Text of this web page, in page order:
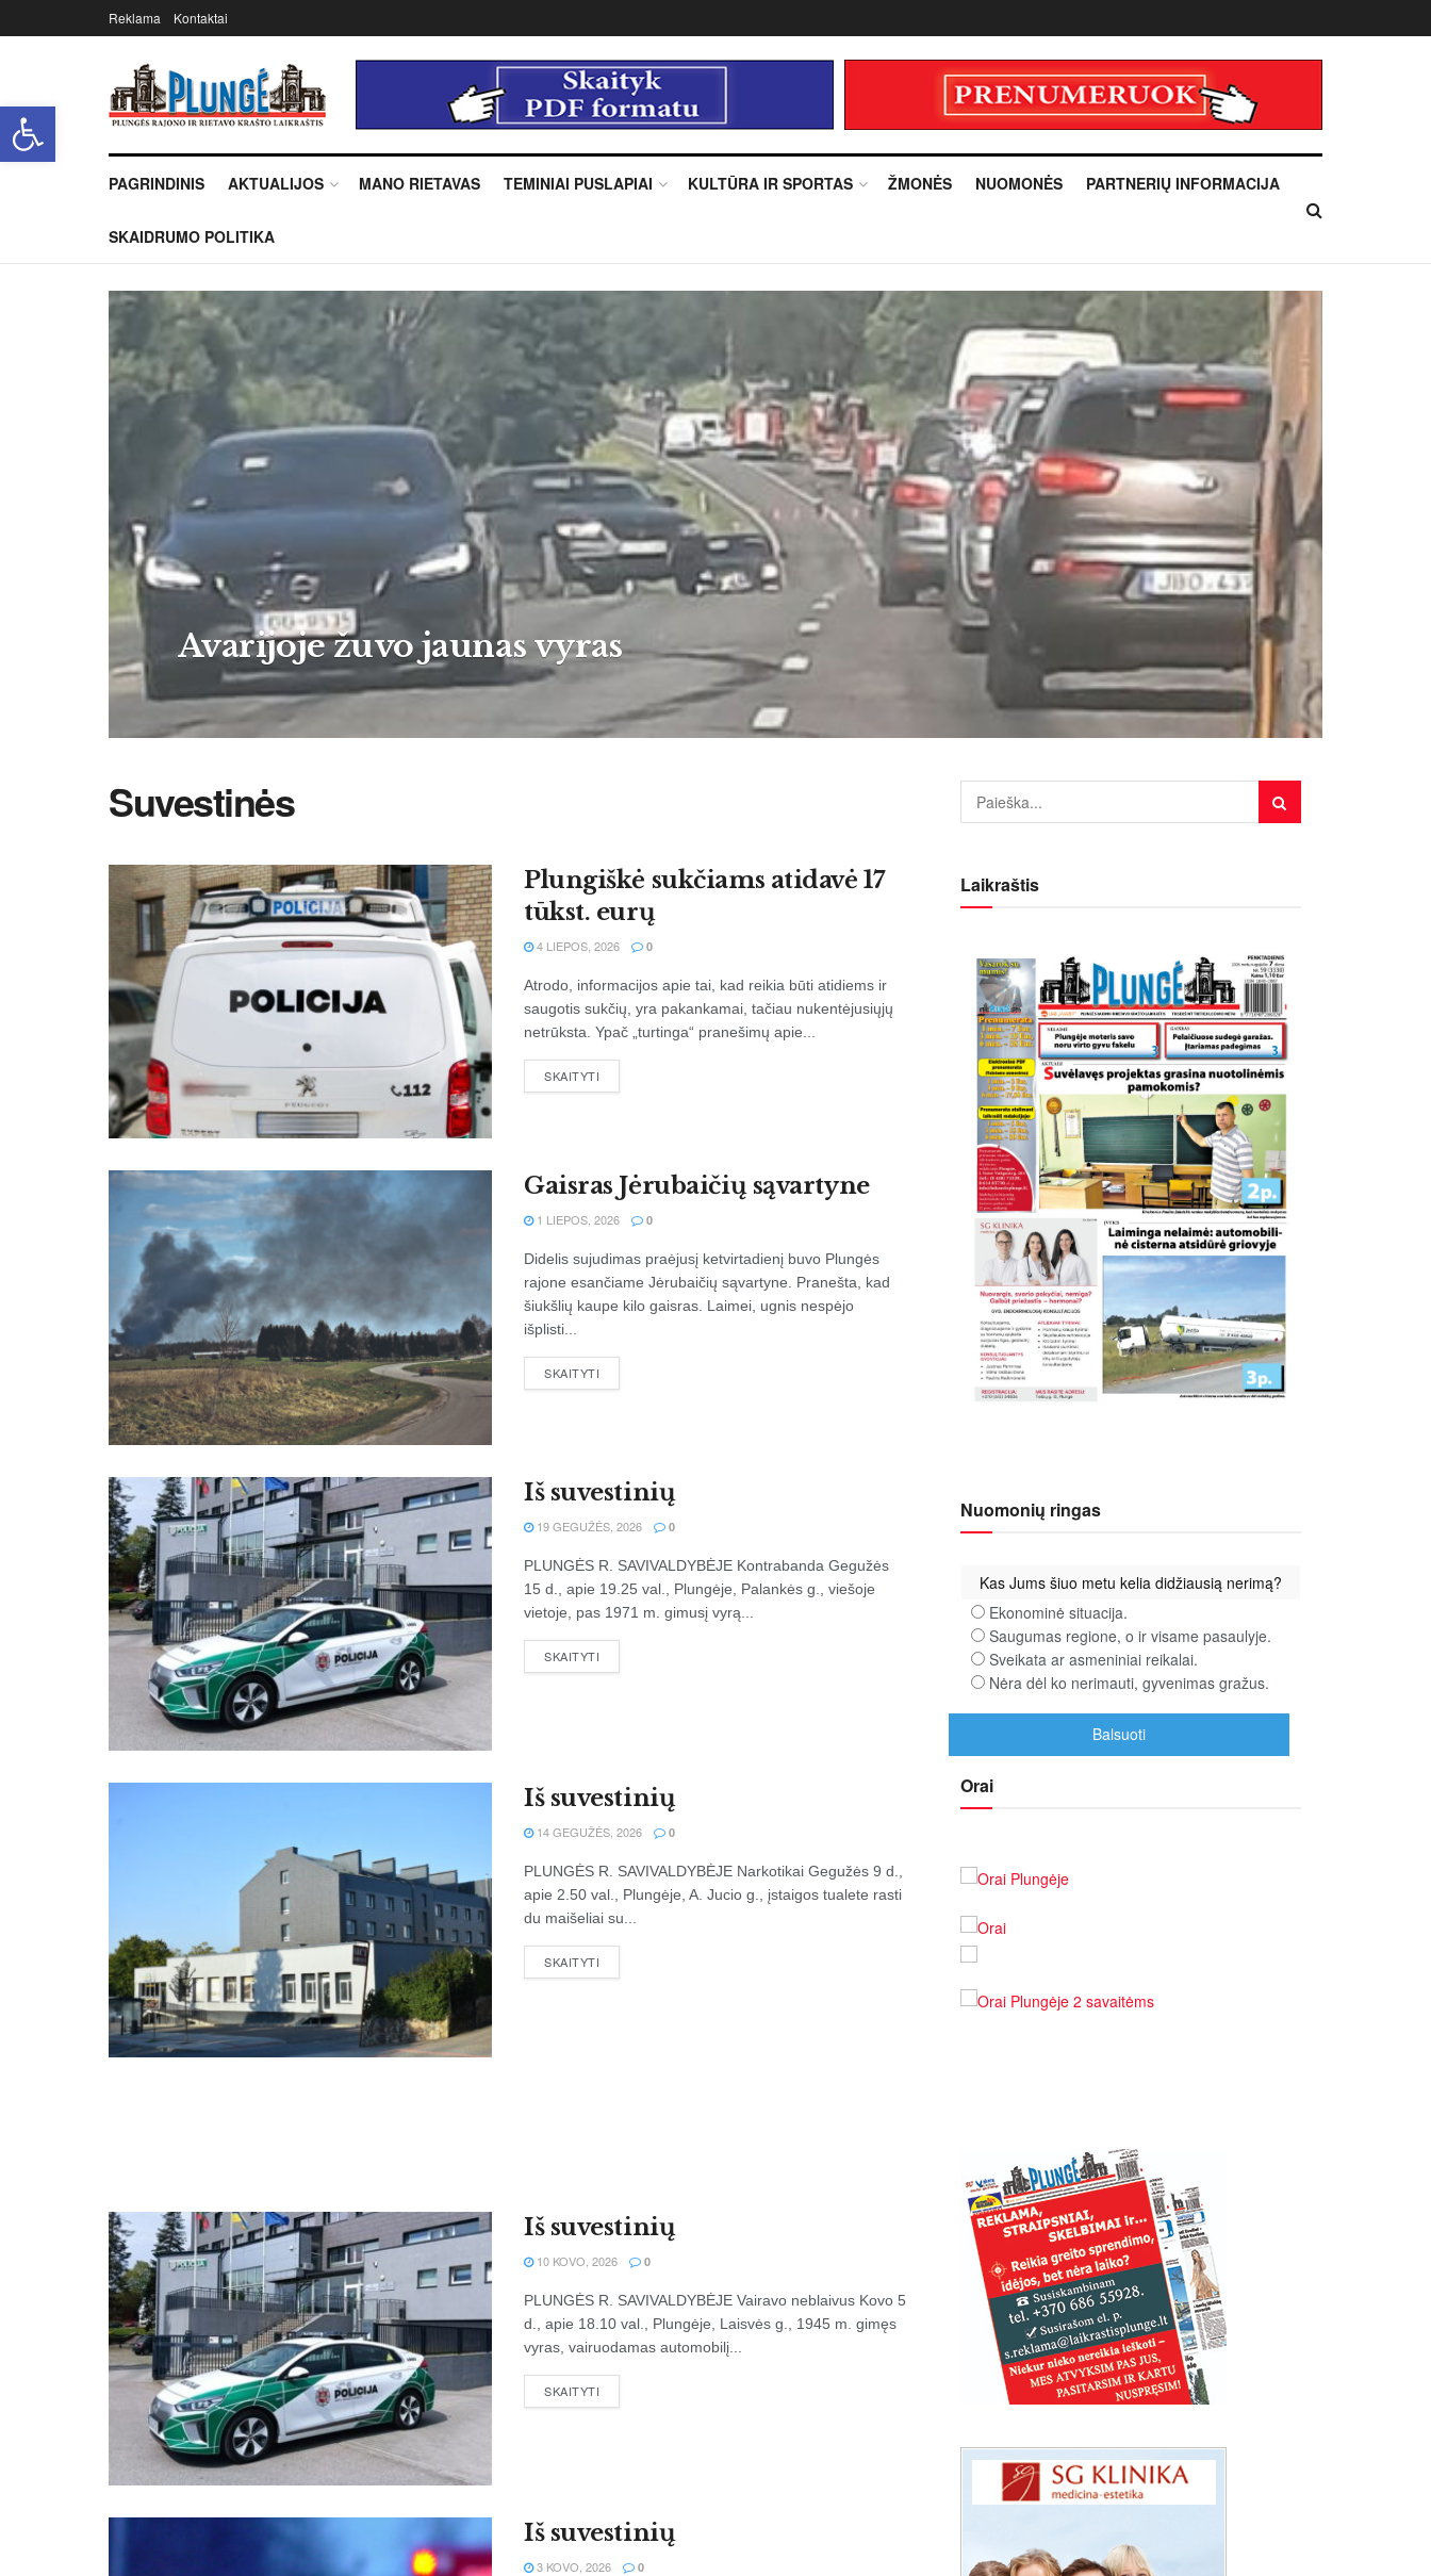
Open toolbar
Reklama Kontaktai
PAGRINDINIS AKTUALIJOS MANO RIETAVAS TEMINIAI PUSLAPIAI KULTŪRA IR SPORTAS ŽMONĖS NUOMONĖS PARTNERIŲ INFORMACIJA
SKAIDRUMO POLITIKA
Ava­ri­jo­je žu­vo jau­nas vy­ras
Suvestinės
Plungiškė sukčiams atidavė 17
tūkst. eurų
4 LIEPOS, 2026 0
Atrodo, informacijos apie tai, kad reikia būti atidiems ir
saugotis sukčių, yra pakankamai, tačiau nukentėjusiųjų
netrūksta. Ypač „turtinga“ pranešimų apie...
SKAITYTI
Gaisras Jėrubaičių sąvartyne
1 LIEPOS, 2026 0
Didelis sujudimas praėjusį ketvirtadienį buvo Plungės
rajone esančiame Jėrubaičių sąvartyne. Pranešta, kad
šiukšlių kaupe kilo gaisras. Laimei, ugnis nespėjo
išplisti...
SKAITYTI
Iš suvestinių
19 GEGUŽĖS, 2026 0
PLUNGĖS R. SAVIVALDYBĖJE Kontrabanda Gegužės
15 d., apie 19.25 val., Plungėje, Palankės g., viešoje
vietoje, pas 1971 m. gimusį vyrą...
SKAITYTI
Iš suvestinių
14 GEGUŽĖS, 2026 0
PLUNGĖS R. SAVIVALDYBĖJE Narkotikai Gegužės 9 d.,
apie 2.50 val., Plungėje, A. Jucio g., įstaigos tualete rasti
du maišeliai su...
SKAITYTI
Iš suvestinių
10 KOVO, 2026 0
PLUNGĖS R. SAVIVALDYBĖJE Vairavo neblaivus Kovo 5
d., apie 18.10 val., Plungėje, Laisvės g., 1945 m. gimęs
vyras, vairuodamas automobilį...
SKAITYTI
Iš suvestinių
3 KOVO, 2026 0
Laikraštis
Nuomonių ringas
Kas Jums šiuo metu kelia didžiausią nerimą?
Ekonominė situacija.
Saugumas regione, o ir visame pasaulyje.
Sveikata ar asmeniniai reikalai.
Nėra dėl ko nerimauti, gyvenimas gražus.
Orai